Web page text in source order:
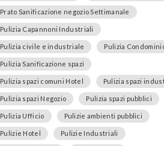
Prato Sanificazione negozio Settimanale
Pulizia Capannoni Industriali
Pulizia civile e industriale Pulizia
Pulizia Sanificazione spazi
Pulizia spazi comuni Hotel Pulizia spazi
Pulizia spazi Negozio Pulizia spazi pubblici
Pulizia Ufficio Pulizie ambienti pubblici
Pulizie Hotel Pulizie Industriali